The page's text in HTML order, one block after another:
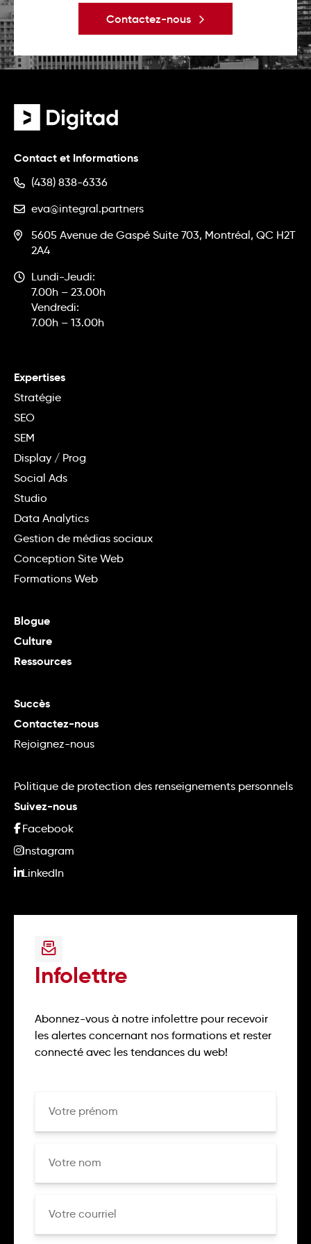
Contactez-nous
Contact et Informations
(438) 838-6336
eva@integral.partners
5605 Avenue de Gaspé Suite 703, Montréal, QC H2T
2A4
Lundi-Jeudi:
7.00h – 23.00h
Vendredi:
7.00h – 13.00h
Expertises
Stratégie
SEO
SEM
Display / Prog
Social Ads
Studio
Data Analytics
Gestion de médias sociaux
Conception Site Web
Formations Web
Blogue
Culture
Ressources
Succès
Contactez-nous
Rejoignez-nous
Politique de protection des renseignements personnels
Suivez-nous
Facebook
Instagram
LinkedIn
Infolettre
Abonnez-vous à notre infolettre pour recevoir
les alertes concernant nos formations et rester
connecté avec les tendances du web!